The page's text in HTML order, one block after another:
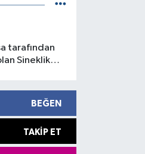
tarafından
Sineklik
BEĞEN
TAKIP ET